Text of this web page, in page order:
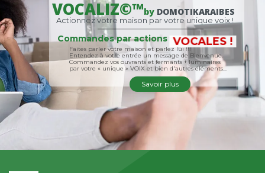
Commandes par actions
Faites parler votre maison et parlez lui !!!
Entendez à votre entrée un message de Bienvenue.
Commandez vos ouvrants et fermants + luminaires
par votre « unique » VOIX et bien d'autres éléments...
VOCALES !
VOCALIZ©™by DOMOTIKARAIBES
Actionnez votre maison par votre unique voix !
Savoir plus